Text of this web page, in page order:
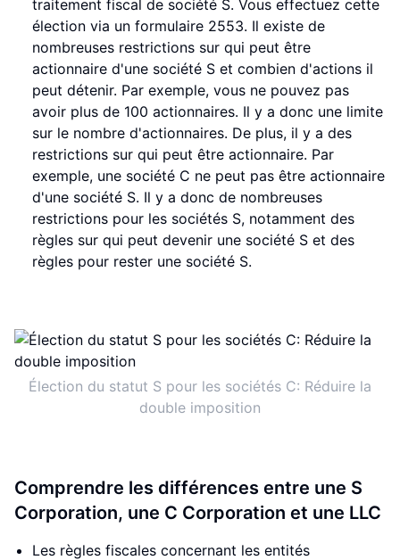
traitement fiscal de société S. Vous effectuez cette
élection via un formulaire 2553. Il existe de
nombreuses restrictions sur qui peut être
actionnaire d'une société S et combien d'actions il
peut détenir. Par exemple, vous ne pouvez pas
avoir plus de 100 actionnaires. Il y a donc une limite
sur le nombre d'actionnaires. De plus, il y a des
restrictions sur qui peut être actionnaire. Par
exemple, une société C ne peut pas être actionnaire
d'une société S. Il y a donc de nombreuses
restrictions pour les sociétés S, notamment des
règles sur qui peut devenir une société S et des
règles pour rester une société S.
Élection du statut S pour les sociétés C: Réduire la
double imposition
Comprendre les différences entre une S
Corporation, une C Corporation et une LLC
Les règles fiscales concernant les entités